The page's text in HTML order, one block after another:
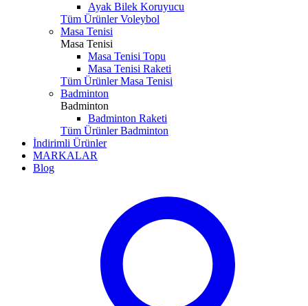
Ayak Bilek Koruyucu
Tüm Ürünler Voleybol
Masa Tenisi
Masa Tenisi
Masa Tenisi Topu
Masa Tenisi Raketi
Tüm Ürünler Masa Tenisi
Badminton
Badminton
Badminton Raketi
Tüm Ürünler Badminton
İndirimli Ürünler
MARKALAR
Blog